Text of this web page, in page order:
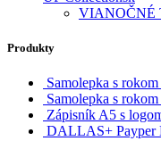
VIANOČNÉ
Produkty
Samolepka s
Samolepka s
Zápisník A5 s
DALLAS+ Payper